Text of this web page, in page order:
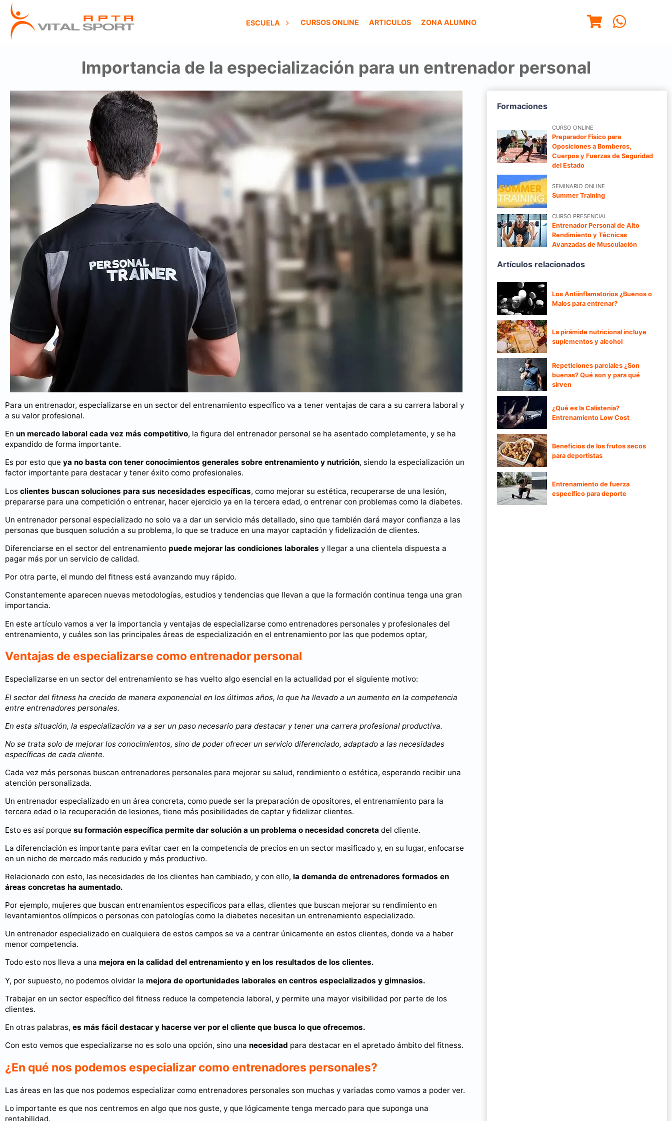
ESCUELA CURSOS ONLINE ARTICULOS ZONA ALUMNO
Importancia de la especialización para un entrenador personal
Para un entrenador, especializarse en un sector del entrenamiento específico va a tener ventajas de cara a su carrera laboral y
a su valor profesional.
En un mercado laboral cada vez más competitivo, la figura del entrenador personal se ha asentado completamente, y se ha
expandido de forma importante.
Es por esto que ya no basta con tener conocimientos generales sobre entrenamiento y nutrición, siendo la especialización un
factor importante para destacar y tener éxito como profesionales.
Los clientes buscan soluciones para sus necesidades específicas, como mejorar su estética, recuperarse de una lesión,
prepararse para una competición o entrenar, hacer ejercicio ya en la tercera edad, o entrenar con problemas como la diabetes.
Un entrenador personal especializado no solo va a dar un servicio más detallado, sino que también dará mayor confianza a las
personas que busquen solución a su problema, lo que se traduce en una mayor captación y fidelización de clientes.
Diferenciarse en el sector del entrenamiento puede mejorar las condiciones laborales y llegar a una clientela dispuesta a
pagar más por un servicio de calidad.
Por otra parte, el mundo del fitness está avanzando muy rápido.
Constantemente aparecen nuevas metodologías, estudios y tendencias que llevan a que la formación continua tenga una gran
importancia.
En este artículo vamos a ver la importancia y ventajas de especializarse como entrenadores personales y profesionales del
entrenamiento, y cuáles son las principales áreas de especialización en el entrenamiento por las que podemos optar,
Ventajas de especializarse como entrenador personal
Especializarse en un sector del entrenamiento se has vuelto algo esencial en la actualidad por el siguiente motivo:
El sector del fitness ha crecido de manera exponencial en los últimos años, lo que ha llevado a un aumento en la competencia
entre entrenadores personales.
En esta situación, la especialización va a ser un paso necesario para destacar y tener una carrera profesional productiva.
No se trata solo de mejorar los conocimientos, sino de poder ofrecer un servicio diferenciado, adaptado a las necesidades
específicas de cada cliente.
Cada vez más personas buscan entrenadores personales para mejorar su salud, rendimiento o estética, esperando recibir una
atención personalizada.
Un entrenador especializado en un área concreta, como puede ser la preparación de opositores, el entrenamiento para la
tercera edad o la recuperación de lesiones, tiene más posibilidades de captar y fidelizar clientes.
Esto es así porque su formación específica permite dar solución a un problema o necesidad concreta del cliente.
La diferenciación es importante para evitar caer en la competencia de precios en un sector masificado y, en su lugar, enfocarse
en un nicho de mercado más reducido y más productivo.
Relacionado con esto, las necesidades de los clientes han cambiado, y con ello, la demanda de entrenadores formados en
áreas concretas ha aumentado.
Por ejemplo, mujeres que buscan entrenamientos específicos para ellas, clientes que buscan mejorar su rendimiento en
levantamientos olímpicos o personas con patologías como la diabetes necesitan un entrenamiento especializado.
Un entrenador especializado en cualquiera de estos campos se va a centrar únicamente en estos clientes, donde va a haber
menor competencia.
Todo esto nos lleva a una mejora en la calidad del entrenamiento y en los resultados de los clientes.
Y, por supuesto, no podemos olvidar la mejora de oportunidades laborales en centros especializados y gimnasios.
Trabajar en un sector específico del fitness reduce la competencia laboral, y permite una mayor visibilidad por parte de los
clientes.
En otras palabras, es más fácil destacar y hacerse ver por el cliente que busca lo que ofrecemos.
Con esto vemos que especializarse no es solo una opción, sino una necesidad para destacar en el apretado ámbito del fitness.
¿En qué nos podemos especializar como entrenadores personales?
Las áreas en las que nos podemos especializar como entrenadores personales son muchas y variadas como vamos a poder ver.
Lo importante es que nos centremos en algo que nos guste, y que lógicamente tenga mercado para que suponga una
rentabilidad.
Formaciones
CURSO ONLINE
Preparador Físico para
Oposiciones a Bomberos,
Cuerpos y Fuerzas de Seguridad
del Estado
SEMINARIO ONLINE
Summer Training
CURSO PRESENCIAL
Entrenador Personal de Alto
Rendimiento y Técnicas
Avanzadas de Musculación
Artículos relacionados
Los Antiinflamatorios ¿Buenos o
Malos para entrenar?
La pirámide nutricional incluye
suplementos y alcohol
Repeticiones parciales ¿Son
buenas? Qué son y para qué
sirven
¿Qué es la Calistenia?
Entrenamiento Low Cost
Beneficios de los frutos secos
para deportistas
Entrenamiento de fuerza
específico para deporte